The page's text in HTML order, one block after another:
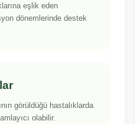
eşlik eden
dönemlerinde destek
görüldüğü hastalıklarda
olabilir.